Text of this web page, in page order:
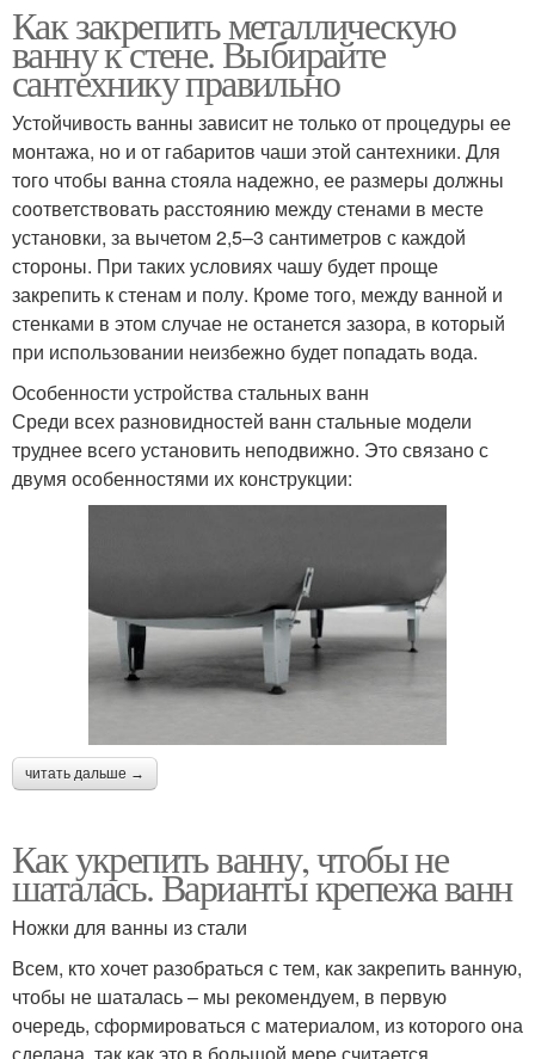
Как закрепить металлическую
ванну к стене. Выбирайте
сантехнику правильно
Устойчивость ванны зависит не только от процедуры ее
монтажа, но и от габаритов чаши этой сантехники. Для
того чтобы ванна стояла надежно, ее размеры должны
соответствовать расстоянию между стенами в месте
установки, за вычетом 2,5–3 сантиметров с каждой
стороны. При таких условиях чашу будет проще
закрепить к стенам и полу. Кроме того, между ванной и
стенками в этом случае не останется зазора, в который
при использовании неизбежно будет попадать вода.
Особенности устройства стальных ванн
Среди всех разновидностей ванн стальные модели
труднее всего установить неподвижно. Это связано с
двумя особенностями их конструкции:
читать дальше →
Как укрепить ванну, чтобы не
шаталась. Варианты крепежа ванн
Ножки для ванны из стали
Всем, кто хочет разобраться с тем, как закрепить ванную,
чтобы не шаталась – мы рекомендуем, в первую
очередь, сформироваться с материалом, из которого она
сделана, так как это в большой мере считается